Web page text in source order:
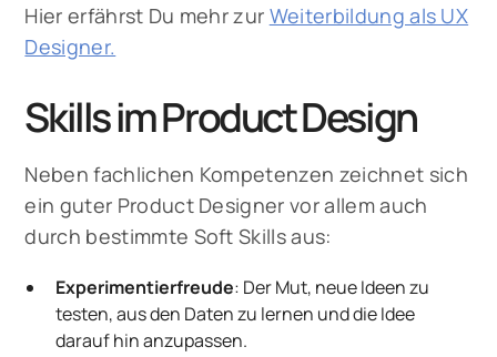
Hier erfährst Du mehr zur Weiterbildung als UX
Designer.
Skills im Product Design
Neben fachlichen Kompetenzen zeichnet sich
ein guter Product Designer vor allem auch
durch bestimmte Soft Skills aus:
Experimentierfreude: Der Mut, neue Ideen zu
testen, aus den Daten zu lernen und die Idee
darauf hin anzupassen.